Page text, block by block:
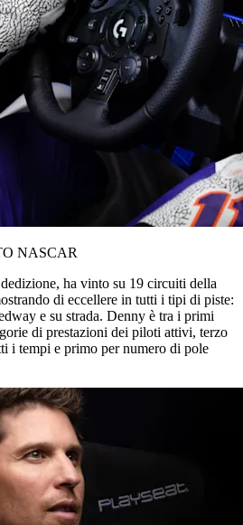
NASCAR
ha vinto su 19 circuiti della
di eccellere in tutti i tipi di piste:
e su strada. Denny è tra i primi
di prestazioni dei piloti attivi, terzo
i tempi e primo per numero di pole